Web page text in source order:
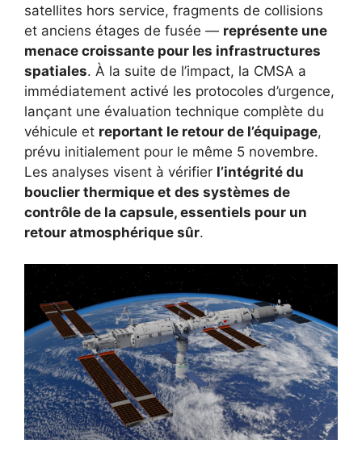
satellites hors service, fragments de collisions
et anciens étages de fusée — représente une
menace croissante pour les infrastructures
spatiales. À la suite de l’impact, la CMSA a
immédiatement activé les protocoles d’urgence,
lançant une évaluation technique complète du
véhicule et reportant le retour de l’équipage,
prévu initialement pour le même 5 novembre.
Les analyses visent à vérifier l’intégrité du
bouclier thermique et des systèmes de
contrôle de la capsule, essentiels pour un
retour atmosphérique sûr.